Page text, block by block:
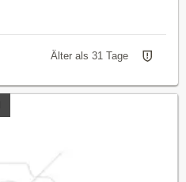
Älter als 31 Tage